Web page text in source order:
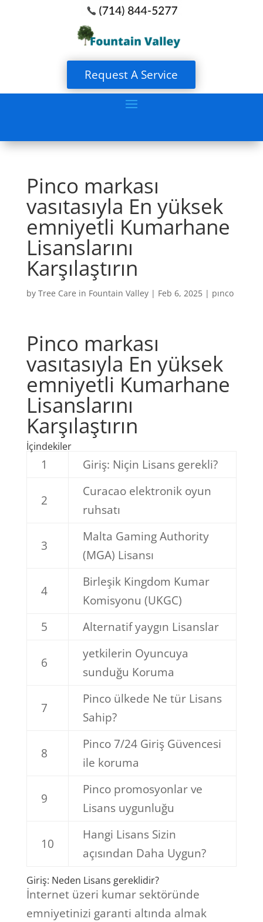
Request A Service
Pinco markası
vasıtasıyla En yüksek
emniyetli Kumarhane
Lisanslarını
Karşılaştırın
by Tree Care in Fountain Valley| Feb 6, 2025| pınco
Pinco markası
vasıtasıyla En yüksek
emniyetli Kumarhane
Lisanslarını
Karşılaştırın
İçindekiler
1 Giriş: Niçin Lisans gerekli?
2
Curacao elektronik oyun
ruhsatı
3
Malta Gaming Authority
(MGA) Lisansı
4
Birleşik Kingdom Kumar
Komisyonu (UKGC)
5
Alternatif yaygın Lisanslar
6
yetkilerin Oyuncuya
sunduğu Koruma
7
Pinco ülkede Ne tür Lisans
Sahip?
8
Pinco 7/24 Giriş Güvencesi
ile koruma
9
Pinco promosyonlar ve
Lisans uygunluğu
10
Hangi Lisans Sizin
açısından Daha Uygun?
Giriş: Neden Lisans gereklidir?
İnternet üzeri kumar sektöründe
emniyetinizi garanti altında almak